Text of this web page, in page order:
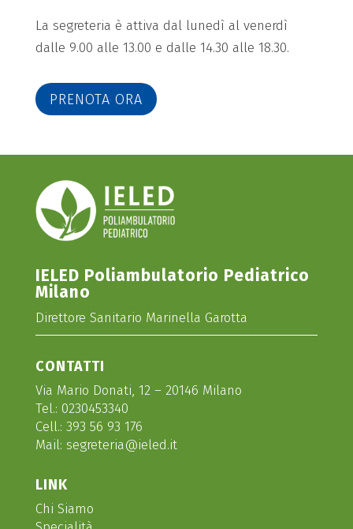
La segreteria è attiva dal lunedì al venerdì
dalle 9.00 alle 13.00 e dalle 14.30 alle 18.30.
PRENOTA ORA
IELED Poliambulatorio Pediatrico
Milano
Direttore Sanitario Marinella Garotta
CONTATTI
Via Mario Donati, 12 – 20146 Milano
Tel.: 0230453340
Cell.: 393 56 93 176
Mail: segreteria@ieled.it
LINK
Chi Siamo